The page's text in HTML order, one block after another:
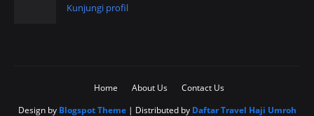
Kunjungi profil
Home About Us
Contact Us
Design by Blogspot Theme| Distributed by Daftar Travel Haji Umroh